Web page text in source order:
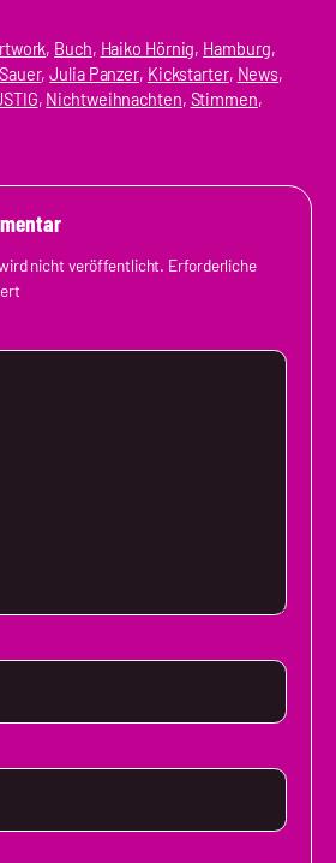
, Buch, Haiko Hörnig, Hamburg
, Julia Panzer, Kickstarter, News
, Nichtweihnachten, Stimmen
nicht veröffentlicht. Erforderliche